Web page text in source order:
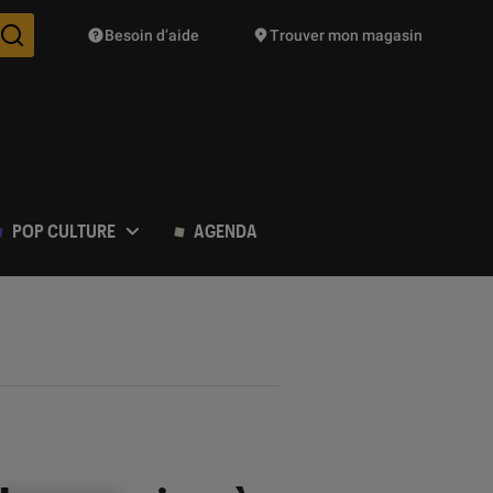
Des suggestions de produits vont vous être proposées
Besoin d’aide Trouver mon magasin
POP CULTURE AGENDA